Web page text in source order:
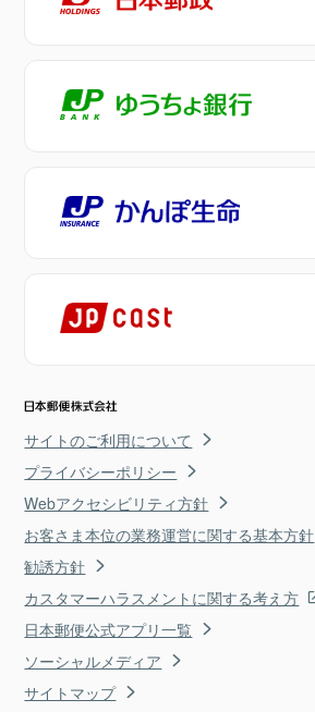
サイトのご利用について
プライバシーポリシー
Webアクセシビリティ方針
お客さま本位の業務運営に関する基本方針
勧誘方針
カスタマーハラスメントに関する考え方
日本郵便公式アプリ一覧
ソーシャルメディア
サイトマップ